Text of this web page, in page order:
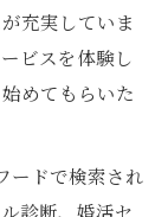
充実していま
ビスを体験し
めてもらいた
ードで検索され
診断、婚活セ